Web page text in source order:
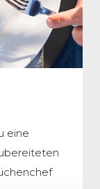
eine